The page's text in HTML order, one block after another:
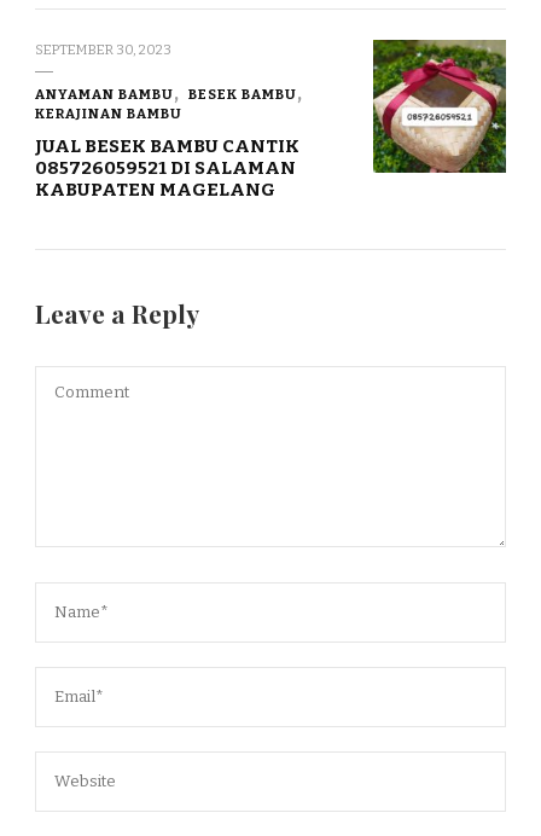
SEPTEMBER 30, 2023
ANYAMAN BAMBU
BESEK BAMBU
KERAJINAN BAMBU
JUAL BESEK BAMBU CANTIK
085726059521 DI SALAMAN
KABUPATEN MAGELANG
Leave a Reply